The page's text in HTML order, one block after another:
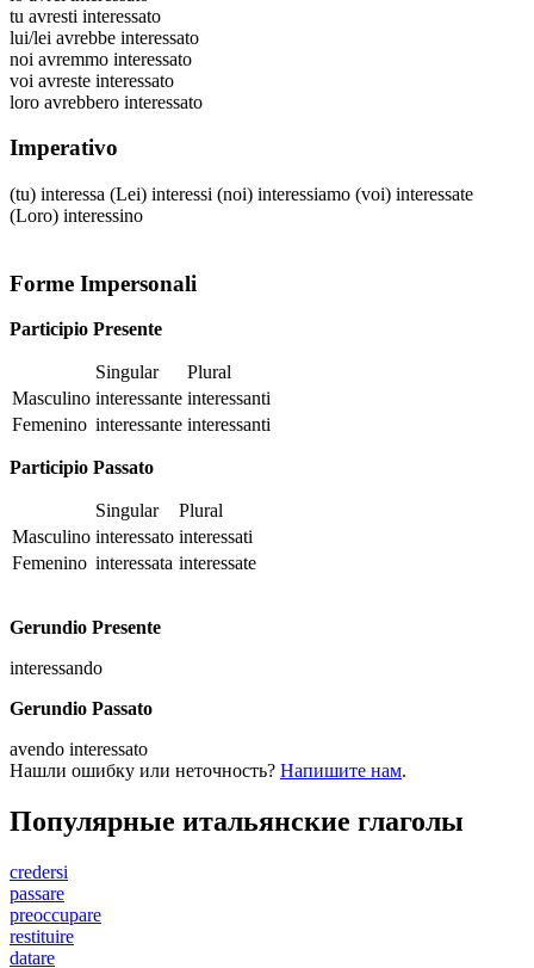
tu avresti interessato
lui/lei avrebbe interessato
noi avremmo interessato
voi avreste interessato
loro avrebbero interessato
Imperativo
(tu) interessa (Lei) interessi (noi) interessiamo (voi) interessate
(Loro) interessino
Forme Impersonali
Participio Presente
Singular
Plural
Masculino interessante interessanti
Femenino interessante interessanti
Participio Passato
Singular
Plural
Masculino interessato interessati
Femenino interessata interessate
Gerundio Presente
interessando
Gerundio Passato
avendo interessato
Нашли ошибку или неточность? Напишите нам.
Популярные итальянские глаголы
credersi
passare
preoccupare
restituire
datare